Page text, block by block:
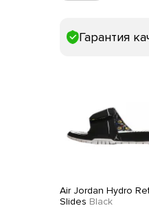
Гарантия
Air Jordan Hydro
Slides Black